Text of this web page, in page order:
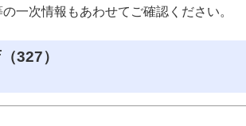
一次情報もあわせてご確認ください。
327）